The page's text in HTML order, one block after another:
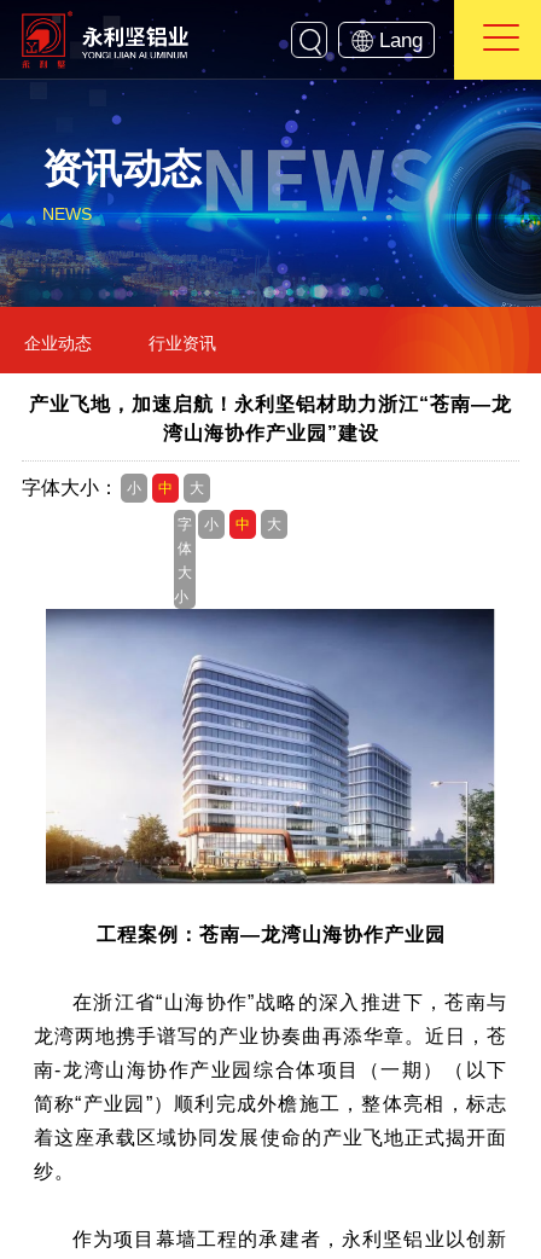
Lang
资讯动态
NEWS
企业动态 行业资讯
产业飞地，加速启航！永利坚铝材助力浙江“苍南—龙
湾山海协作产业园”建设
字体大小： 小 中 大
字
体
大
小：
小 中 大
工程案例：苍南—龙湾山海协作产业园
在浙江省“山海协作”战略的深入推进下，苍南与
龙湾两地携手谱写的产业协奏曲再添华章。近日，苍
南-龙湾山海协作产业园综合体项目（一期）（以下
简称“产业园”）顺利完成外檐施工，整体亮相，标志
着这座承载区域协同发展使命的产业飞地正式揭开面
纱。
作为项目幕墙工程的承建者，永利坚铝业以创新